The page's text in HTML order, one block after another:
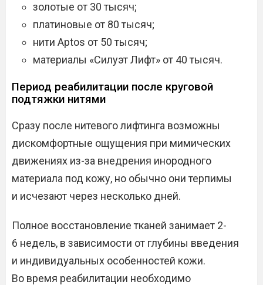
золотые от 30 тысяч;
платиновые от 80 тысяч;
нити Aptos от 50 тысяч;
материалы «Силуэт Лифт» от 40 тысяч.
Период реабилитации после круговой
подтяжки нитями
Сразу после нитевого лифтинга возможны
дискомфортные ощущения при мимических
движениях из-за внедрения инородного
материала под кожу, но обычно они терпимы
и исчезают через несколько дней.
Полное восстановление тканей занимает 2-
6 недель, в зависимости от глубины введения
и индивидуальных особенностей кожи.
Во время реабилитации необходимо